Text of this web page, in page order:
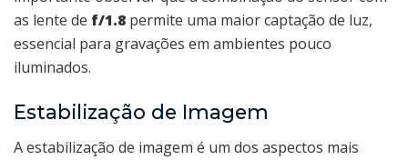
as lente de f/1.8 permite uma maior captação de luz,
essencial para gravações em ambientes pouco
iluminados.
Estabilização de Imagem
A estabilização de imagem é um dos aspectos mais